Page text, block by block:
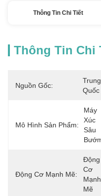
Thông Tin Chi Tiết
Thông Tin Chi
Nguồn Gốc:
Trung
Quốc
Mô Hình Sản Phẩm:
Máy
Xúc
Sâu
Động Cơ Mạnh Mẽ:
Động
Cơ
Mạnh
Mẽ